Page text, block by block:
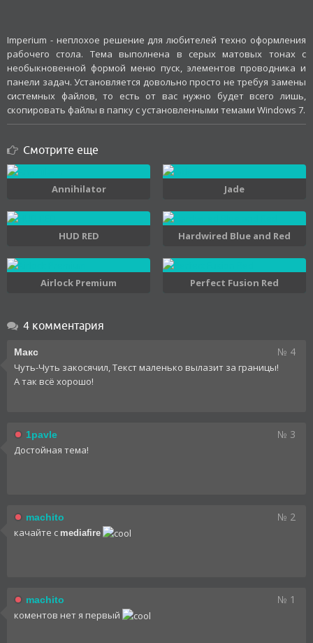
Imperium - неплохое решение для любителей техно оформления
рабочего стола. Тема выполнена в серых матовых тонах с
необыкновенной формой меню пуск, элементов проводника и
панели задач. Установляется довольно просто не требуя замены
системных файлов, то есть от вас нужно будет всего лишь,
скопировать файлы в папку с установленными темами Windows 7.
Смотрите еще
Annihilator Jade
HUD RED Hardwired Blue and Red
Airlock Premium Perfect Fusion Red
4 комментария
Макс № 4
Чуть-Чуть закосячил, Текст маленько вылазит за границы!
А так всё хорошо!
1pavle № 3
Достойная тема!
machito № 2
качайте с mediafire
machito № 1
коментов нет я первый